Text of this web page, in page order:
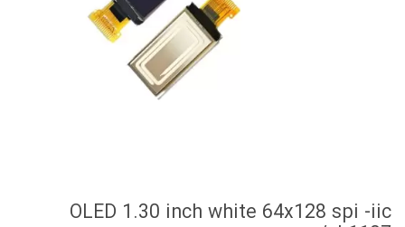
OLED 1.30 inch white 64x128 spi -iic